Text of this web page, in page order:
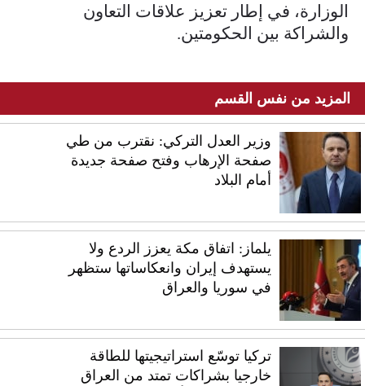
الوزارة، في إطار تعزيز علاقات التعاون
والشراكة بين الحكومتين.
المزيد من نفس القسم
وزير العدل التركي: نقترب من طي
صفحة الإرهاب وفتح صفحة جديدة
أمام البلاد
يلماز: اتفاق مكة يعزز الردع ولا
يستهدف إيران وانعكاساتها ستظهر
في سوريا والعراق
تركيا توسّع استراتيجيتها للطاقة
خارجيا بشراكات تمتد من العراق